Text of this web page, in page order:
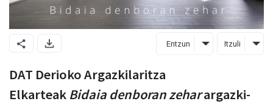
Entzun Itzuli
DAT Derioko Argazkilaritza
Elkarteak Bidaia denboran zeharargazki-